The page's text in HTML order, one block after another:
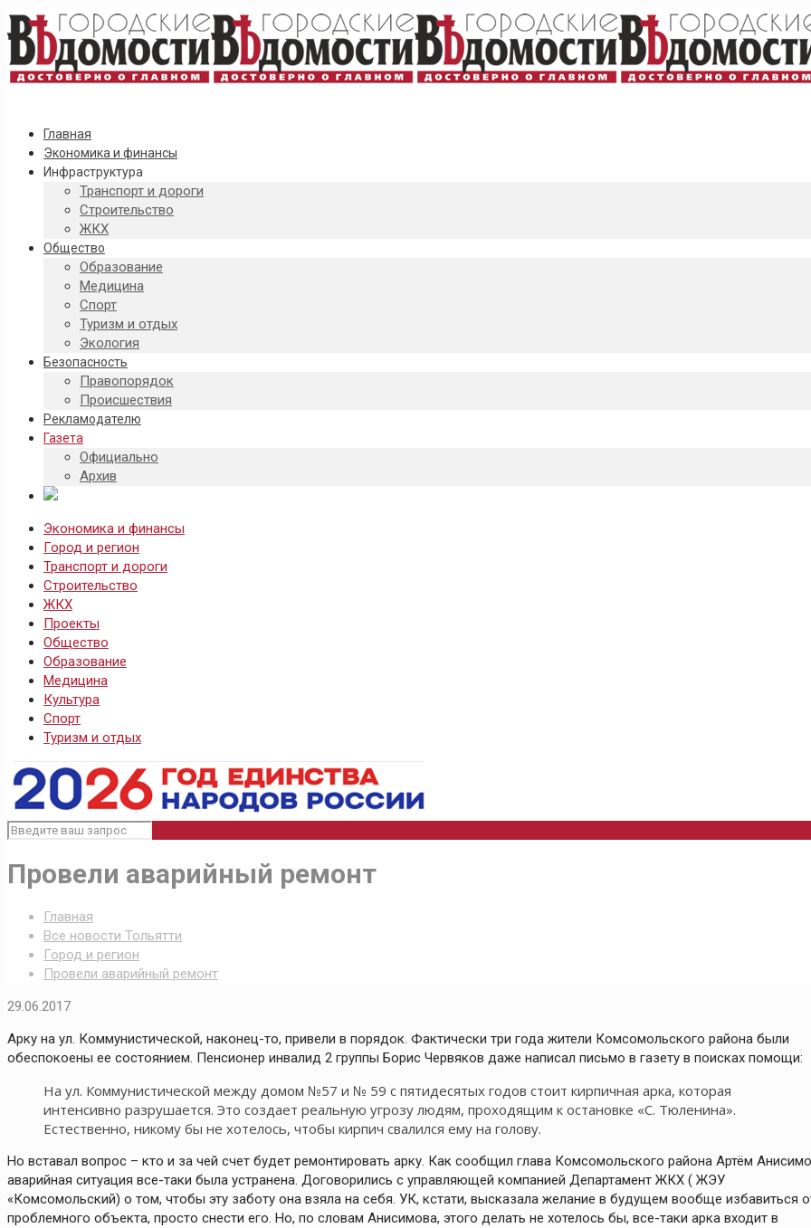
Главная
Экономика и финансы
Инфраструктура
Транспорт и дороги
Строительство
ЖКХ
Общество
Образование
Медицина
Спорт
Туризм и отдых
Экология
Безопасность
Правопорядок
Происшествия
Рекламодателю
Газета
Официально
Архив
Экономика и финансы
Город и регион
Транспорт и дороги
Строительство
ЖКХ
Проекты
Общество
Образование
Медицина
Культура
Спорт
Туризм и отдых
Провели аварийный ремонт
Главная
Все новости Тольятти
Город и регион
Провели аварийный ремонт
29.06.2017
Арку на ул. Коммунистической, наконец-то, привели в порядок. Фактически три года жители Комсомольского района были
обеспокоены ее состоянием. Пенсионер инвалид 2 группы Борис Червяков даже написал письмо в газету в поисках помощи:
На ул. Коммунистической между домом №57 и № 59 с пятидесятых годов стоит кирпичная арка, которая
интенсивно разрушается. Это создает реальную угрозу людям, проходящим к остановке «С. Тюленина».
Естественно, никому бы не хотелось, чтобы кирпич свалился ему на голову.
Но вставал вопрос – кто и за чей счет будет ремонтировать арку. Как сообщил глава Комсомольского района Артём
аварийная ситуация все-таки была устранена. Договорились с управляющей компанией Департамент ЖКХ ( ЖЭУ
«Комсомольский) о том, чтобы эту заботу она взяла на себя. УК, кстати, высказала желание в будущем вообще избавиться
проблемного объекта, просто снести его. Но, по словам Анисимова, этого делать не хотелось бы, все-таки арка входит в